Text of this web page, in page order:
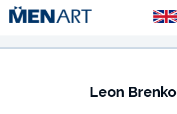
Leon Brenko